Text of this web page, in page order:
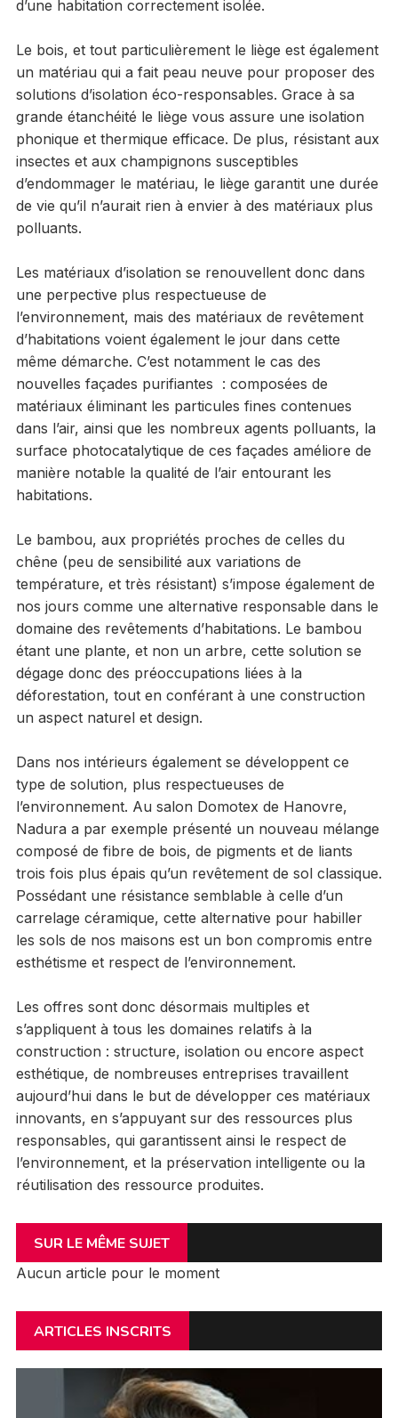
d’une habitation correctement isolée.
Le bois, et tout particulièrement le liège est également
un matériau qui a fait peau neuve pour proposer des
solutions d’isolation éco-responsables. Grace à sa
grande étanchéité le liège vous assure une isolation
phonique et thermique efficace. De plus, résistant aux
insectes et aux champignons susceptibles
d’endommager le matériau, le liège garantit une durée
de vie qu’il n’aurait rien à envier à des matériaux plus
polluants.
Les matériaux d’isolation se renouvellent donc dans
une perpective plus respectueuse de
l’environnement, mais des matériaux de revêtement
d’habitations voient également le jour dans cette
même démarche. C’est notamment le cas des
nouvelles façades purifiantes : composées de
matériaux éliminant les particules fines contenues
dans l’air, ainsi que les nombreux agents polluants, la
surface photocatalytique de ces façades améliore de
manière notable la qualité de l’air entourant les
habitations.
Le bambou, aux propriétés proches de celles du
chêne (peu de sensibilité aux variations de
température, et très résistant) s’impose également de
nos jours comme une alternative responsable dans le
domaine des revêtements d’habitations. Le bambou
étant une plante, et non un arbre, cette solution se
dégage donc des préoccupations liées à la
déforestation, tout en conférant à une construction
un aspect naturel et design.
Dans nos intérieurs également se développent ce
type de solution, plus respectueuses de
l’environnement. Au salon Domotex de Hanovre,
Nadura a par exemple présenté un nouveau mélange
composé de fibre de bois, de pigments et de liants
trois fois plus épais qu’un revêtement de sol classique.
Possédant une résistance semblable à celle d’un
carrelage céramique, cette alternative pour habiller
les sols de nos maisons est un bon compromis entre
esthétisme et respect de l’environnement.
Les offres sont donc désormais multiples et
s’appliquent à tous les domaines relatifs à la
construction : structure, isolation ou encore aspect
esthétique, de nombreuses entreprises travaillent
aujourd’hui dans le but de développer ces matériaux
innovants, en s’appuyant sur des ressources plus
responsables, qui garantissent ainsi le respect de
l’environnement, et la préservation intelligente ou la
réutilisation des ressource produites.
SUR LE MÊME SUJET
Aucun article pour le moment
ARTICLES INSCRITS